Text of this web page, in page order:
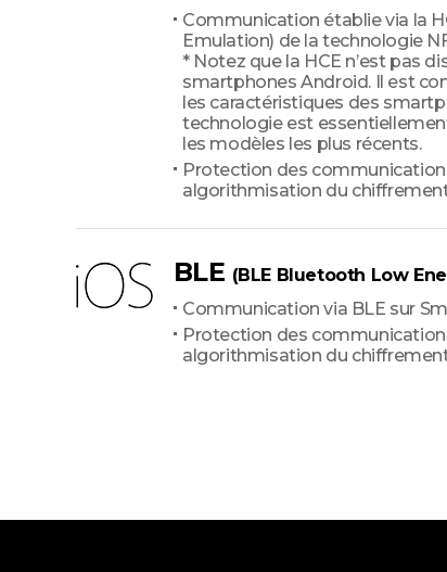
Communication établie via la
Emulation) de la technologie
* Notez que la HCE n’est pas
smartphones Android. Il est
les caractéristiques des
technologie est
les modèles les plus récents.
Protection des
algorithmisation du
BLE (BLE Bluetooth Low
Communication via BLE sur
Protection des
algorithmisation du